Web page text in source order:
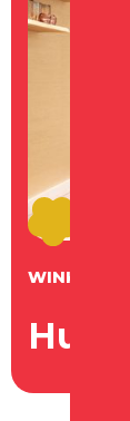
WINKEL
Huis